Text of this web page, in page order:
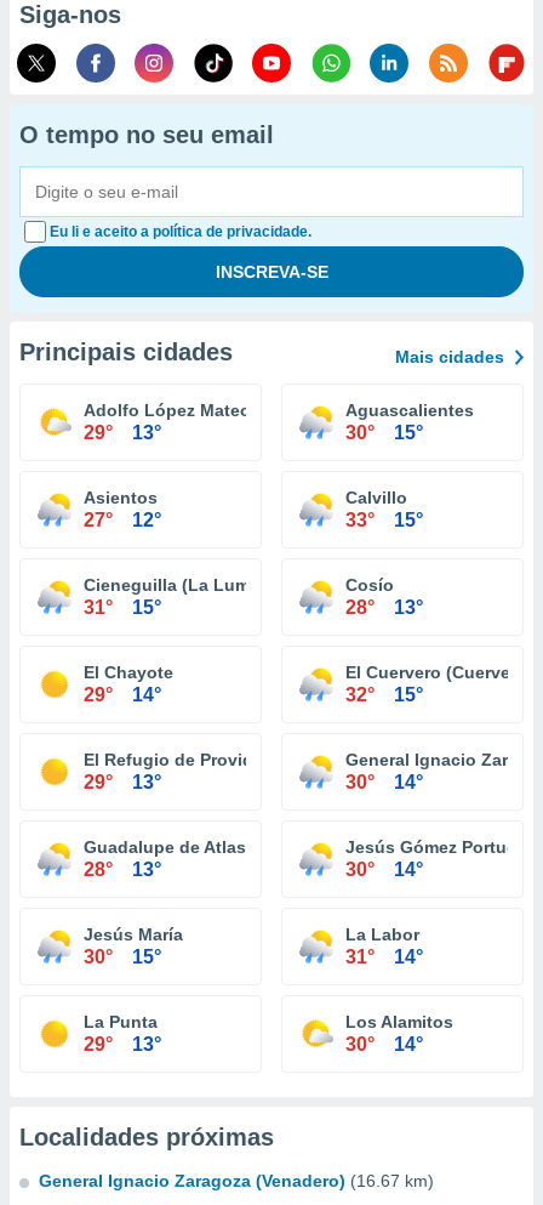
Siga-nos
O tempo no seu email
Eu li e aceito a política de privacidade.
Principais cidades Mais cidades
Adolfo López Mateos
29° 13°
Aguascalientes
30° 15°
Asientos
27° 12°
Calvillo
33° 15°
Cieneguilla (La Lumbrera)
31° 15°
Cosío
28° 13°
El Chayote
29° 14°
El Cuervero (Cuerveros)
32° 15°
El Refugio de Providencia (Providencia)
29° 13°
General Ignacio
30° 14°
Guadalupe de Atlas
28° 13°
Jesús Gómez Portugal
30° 14°
Jesús María
30° 15°
La Labor
31° 14°
La Punta
29° 13°
Los Alamitos
30° 14°
Localidades próximas
General Ignacio Zaragoza (Venadero) (16.67 km)